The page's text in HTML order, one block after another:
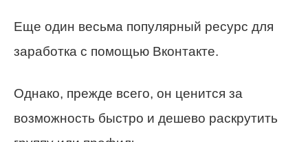
Еще один весьма популярный ресурс для
заработка с помощью Вконтакте.
Однако, прежде всего, он ценится за
возможность быстро и дешево раскрутить